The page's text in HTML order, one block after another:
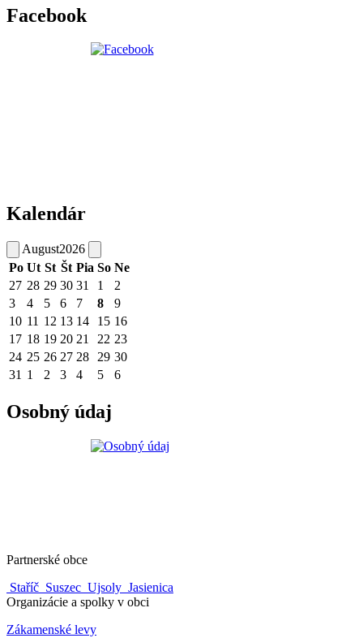
Facebook
Kalendár
August2026
Po Ut St Št Pia So Ne
27 28 29 30 31 1
2
3
4 5 6 7 8
9
10 11 12 13 14 15 16
17 18 19 20 21 22 23
24 25 26 27 28 29 30
31 1 2 3 4 5 6
Osobný údaj
Partnerské obce
Staříč Suszec Ujsoly Jasienica
Organizácie a spolky v obci
Zákamenské levy